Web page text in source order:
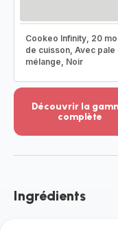
Cookeo Infinity, 20
de cuisson, Avec pale
mélange, Noir
Découvrir la
complète
-
gamme
Ingrédients